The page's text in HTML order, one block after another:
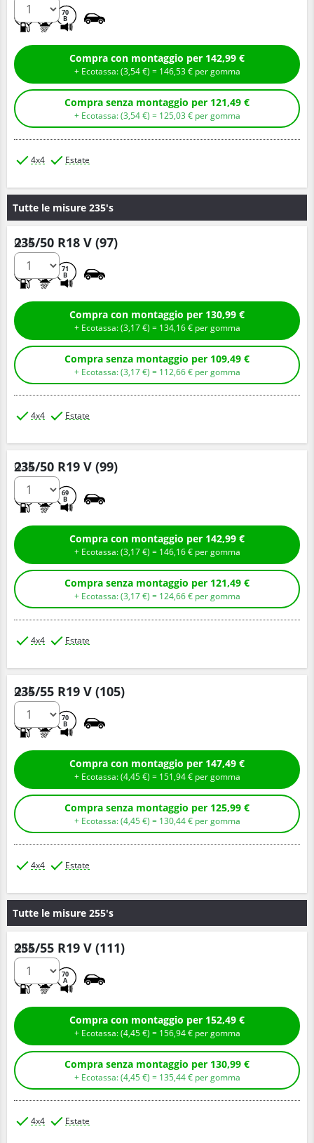
70
B
Compra con montaggio per 142,99 €
+ Ecotassa: (3,54€ ) = 146,53€ per gomma
Compra senza montaggio per 121,49 €
+ Ecotassa: (3,54€ ) = 125,03 € per gomma
4x4 Estate
Tutte le misure 235's
235/50 R18 V (97)
71
B
Q.tà
Compra con montaggio per 130,99 €
+ Ecotassa: (3,17€ ) = 134,16€ per gomma
Compra senza montaggio per 109,49 €
+ Ecotassa: (3,17€ ) = 112,66€ per gomma
4x4 Estate
235/50 R19 V (99)
69
B
Q.tà
Compra con montaggio per 142,99 €
+ Ecotassa: (3,17€ ) = 146,16€ per gomma
Compra senza montaggio per 121,49 €
+ Ecotassa: (3,17€ ) = 124,66€ per gomma
4x4 Estate
235/55 R19 V (105)
70
B
Q.tà
Compra con montaggio per 147,49 €
+ Ecotassa: (4,45€ ) = 151,94€ per gomma
Compra senza montaggio per 125,99 €
+ Ecotassa: (4,45€ ) = 130,44€ per gomma
4x4 Estate
Tutte le misure 255's
255/55 R19 V (111)
70
A
Q.tà
Compra con montaggio per 152,49 €
+ Ecotassa: (4,45€ ) = 156,94€ per gomma
Compra senza montaggio per 130,99 €
+ Ecotassa: (4,45€ ) = 135,44€ per gomma
4x4 Estate